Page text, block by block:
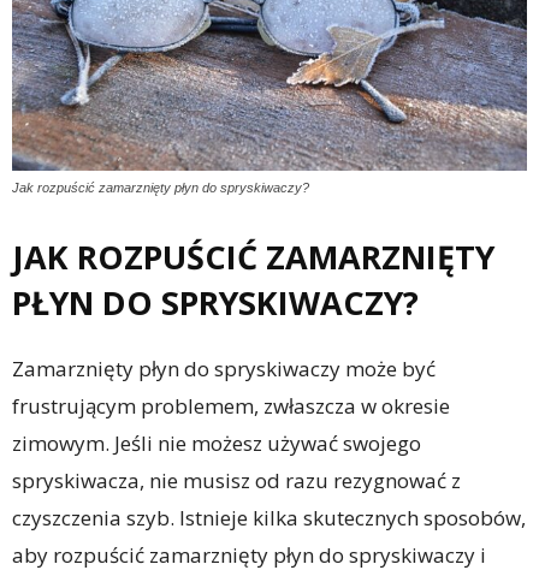
Jak rozpuścić zamarznięty płyn do spryskiwaczy?
JAK ROZPUŚCIĆ ZAMARZNIĘTY
PŁYN DO SPRYSKIWACZY?
Zamarznięty płyn do spryskiwaczy może być
frustrującym problemem, zwłaszcza w okresie
zimowym. Jeśli nie możesz używać swojego
spryskiwacza, nie musisz od razu rezygnować z
czyszczenia szyb. Istnieje kilka skutecznych sposobów,
aby rozpuścić zamarznięty płyn do spryskiwaczy i